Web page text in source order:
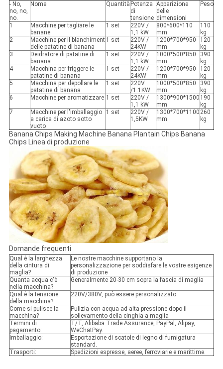
- No,
no, no,
no.
Nome Quantità Potenza
di
tensione
Apparizione
delle
dimensioni
Peso
1
Macchine per tagliare le
banane
1 set
220V /
1,1 kW
800*600*110
mm
110
kg
2
Macchine per il blanchiment
delle patatine di banana
1 set
220V /
24KW
1200*700*950
mm
120
kg
3
Deidratore di patatine di
banana
1 set
220V /
1,1 kW
1000*500*850
mm
390
kg
4
Macchina per friggere le
patatine di banana
1 set
220V /
24KW
1200*700*950
mm
120
kg
5
Macchina per depollare le
patatine di banana
1 set
220V
/1.1KW
1000*500*850
mm
390
kg
6
Macchine per aromatizzare 1 set
220V /
1,1 kW
1300*900*1500
mm
190
kg
7
Macchine per l'imballaggio
a carica di azoto sotto
vuoto
1 set
220V /
1,5KW
1300*700*1100
mm
260
kg
Banana Chips Making Machine Banana Plantain Chips Banana
Chips Linea di produzione
Domande frequenti
Qual è la larghezza
della cintura di
maglia?
Le nostre macchine supportano la
personalizzazione per soddisfare le vostre esigenze
di produzione
Quanta acqua c'è
nella macchina?
Generalmente 20-30 cm sopra la fascia di maglia
Qual è la tensione
della macchina?
220V/380V, può essere personalizzato
Come si pulisce la
macchina?
Pulizia con acqua ad alta pressione dopo il
sollevamento della cinghia a maglia
Termini di
pagamento:
T/T, Alibaba Trade Assurance, PayPal, Alipay,
WeChatPay.
Imballaggio:
Esportazione di scatole di legno di fumigatura
standard.
Trasporti:
Spedizioni espresse, aeree, ferroviarie e marittime.